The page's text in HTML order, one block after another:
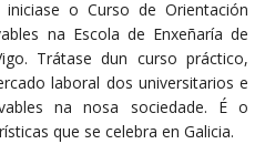
o Curso de Orientación
na Escola de Enxeñaría de
Trátase dun curso práctico,
laboral dos universitarios e
na nosa sociedade. É o
que se celebra en Galicia.